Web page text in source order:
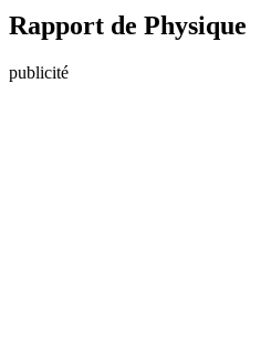
Rapport de Physique
publicité